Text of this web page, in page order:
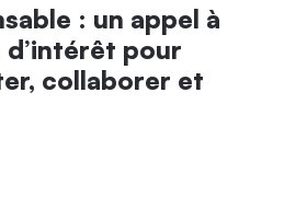
: un appel à
pour
collaborer et